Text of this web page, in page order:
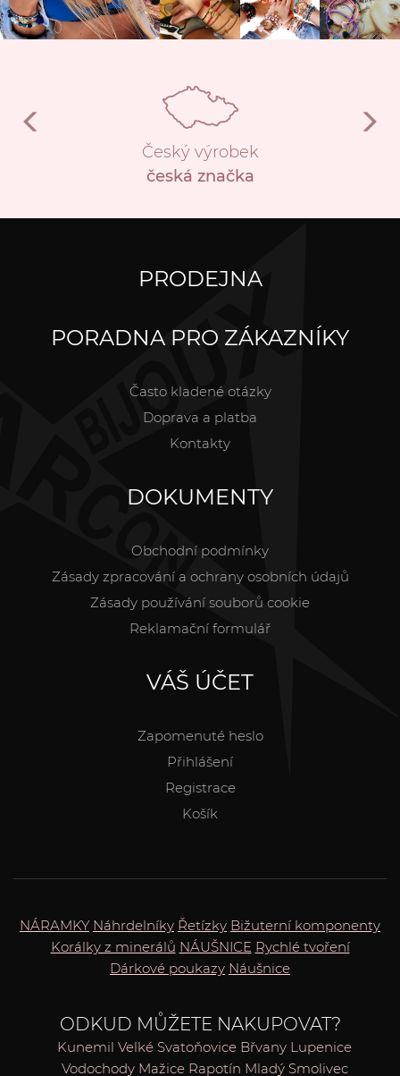
Český výrobek
česká značka
PRODEJNA
PORADNA PRO ZÁKAZNÍKY
Často kladené otázky
Doprava a platba
Kontakty
DOKUMENTY
Obchodní podmínky
Zásady zpracování a ochrany osobních údajů
Zásady používání souborů cookie
Reklamační formulář
VÁŠ ÚČET
Zapomenuté heslo
Přihlášení
Registrace
Košík
NÁRAMKY Náhrdelníky Řetízky Bižuterní komponenty
Korálky z minerálů NÁUŠNICE Rychlé tvoření
Dárkové poukazy Náušnice
ODKUD MŮŽETE NAKUPOVAT?
Kunemil Velké Svatoňovice Břvany Lupenice
Vodochody Mažice Rapotín Mladý Smolivec